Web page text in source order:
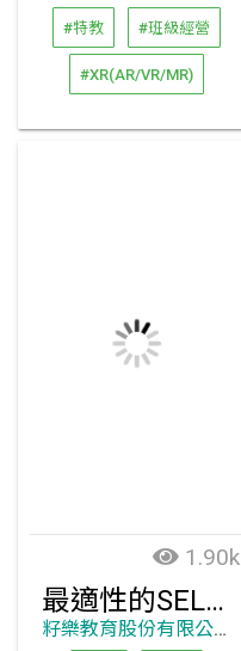
#特教 #班級經營
#XR(AR/VR/MR)
1.90k
最適性的SEL社交情緒學習方案
籽樂教育股份有限公司